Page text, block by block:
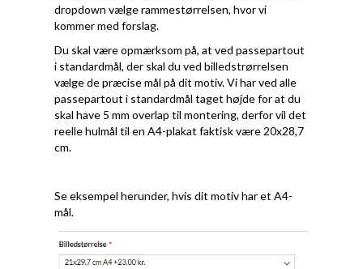
dropdown vælge rammestørrelsen, hvor vi
kommer med forslag.
Du skal være opmærksom på, at ved passepartout
i standardmål, der skal du ved billedstrørrelsen
vælge de præcise mål på dit motiv. Vi har ved alle
passepartout i standardmål taget højde for at du
skal have 5 mm overlap til montering, derfor vil det
reelle hulmål til en A4-plakat faktisk være 20x28,7
cm.
Se eksempel herunder, hvis dit motiv har et A4-
mål.